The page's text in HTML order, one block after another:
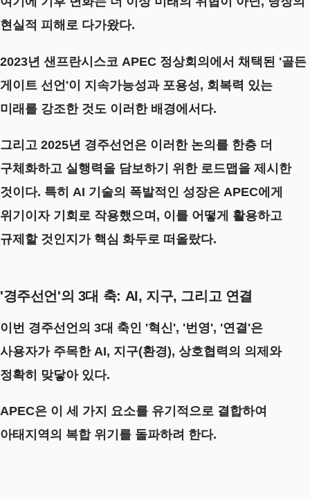
현실적 피해로 다가왔다.
2023년 샌프란시스코 APEC 정상회의에서 채택된 '골든
게이트 선언'이 지속가능성과 포용성, 회복력 있는
미래를 강조한 것도 이러한 배경에서다.
그리고 2025년 경주선언은 이러한 논의를 한층 더
구체화하고 실행력을 담보하기 위한 로드맵을 제시한
것이다. 특히 AI 기술의 폭발적인 성장은 APEC에게
위기이자 기회로 작용했으며, 이를 어떻게 활용하고
규제할 것인지가 핵심 화두로 떠올랐다.
'경주선언'의 3대 축: AI, 지구, 그리고 연결
이번 경주선언의 3대 축인 '혁신', '번영', '연결'은
사용자가 주목한 AI, 지구(환경), 상호협력의 의제와
정확히 맞닿아 있다.
APEC은 이 세 가지 요소를 유기적으로 결합하여
아태지역의 복합 위기를 돌파하려 한다.